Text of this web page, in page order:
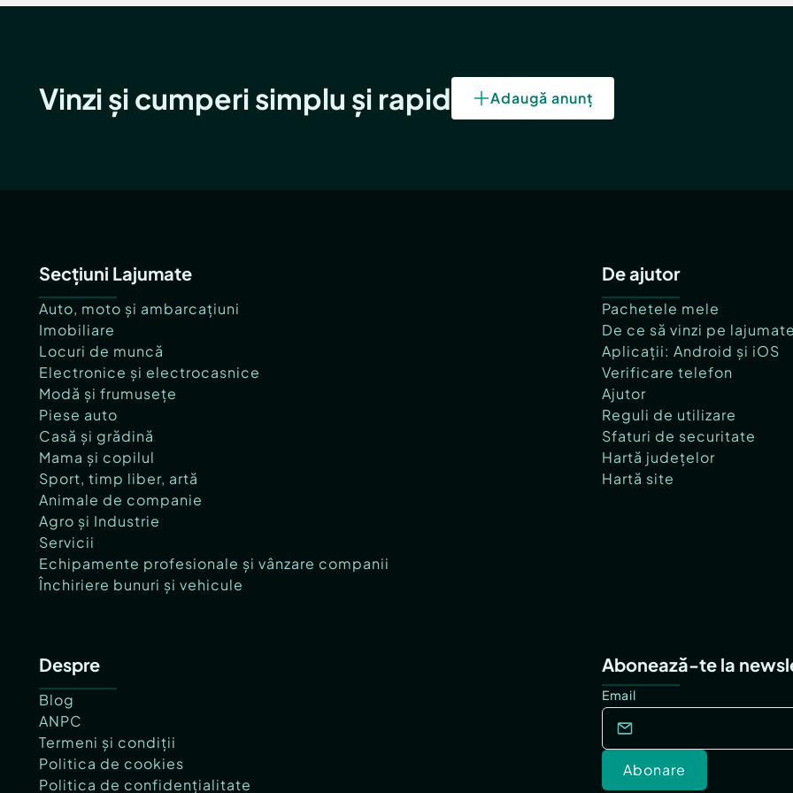
Vinzi și cumperi simplu și rapid Adaugă anunț
Secțiuni Lajumate
Auto, moto și ambarcațiuni
Imobiliare
Locuri de muncă
Electronice și electrocasnice
Modă și frumusețe
Piese auto
Casă și grădină
Mama și copilul
Sport, timp liber, artă
Animale de companie
Agro și Industrie
Servicii
Echipamente profesionale și vânzare companii
Închiriere bunuri și vehicule
De ajutor
Pachetele mele
De ce să vinzi pe
Aplicații: Android și iOS
Verificare telefon
Ajutor
Reguli de utilizare
Sfaturi de securitate
Hartă județelor
Hartă site
Despre
Blog
ANPC
Termeni și condiții
Politica de cookies
Politica de confidențialitate
Abonează-te la
Email
Abonare